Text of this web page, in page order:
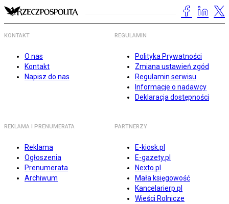
KONTAKT
O nas
Kontakt
Napisz do nas
REGULAMIN
Polityka Prywatności
Zmiana ustawień zgód
Regulamin serwisu
Informacje o nadawcy
Deklaracja dostępności
REKLAMA I PRENUMERATA
Reklama
Ogłoszenia
Prenumerata
Archiwum
PARTNERZY
E-kiosk.pl
E-gazety.pl
Nexto.pl
Mała księgowość
Kancelarierp.pl
Wieści Rolnicze